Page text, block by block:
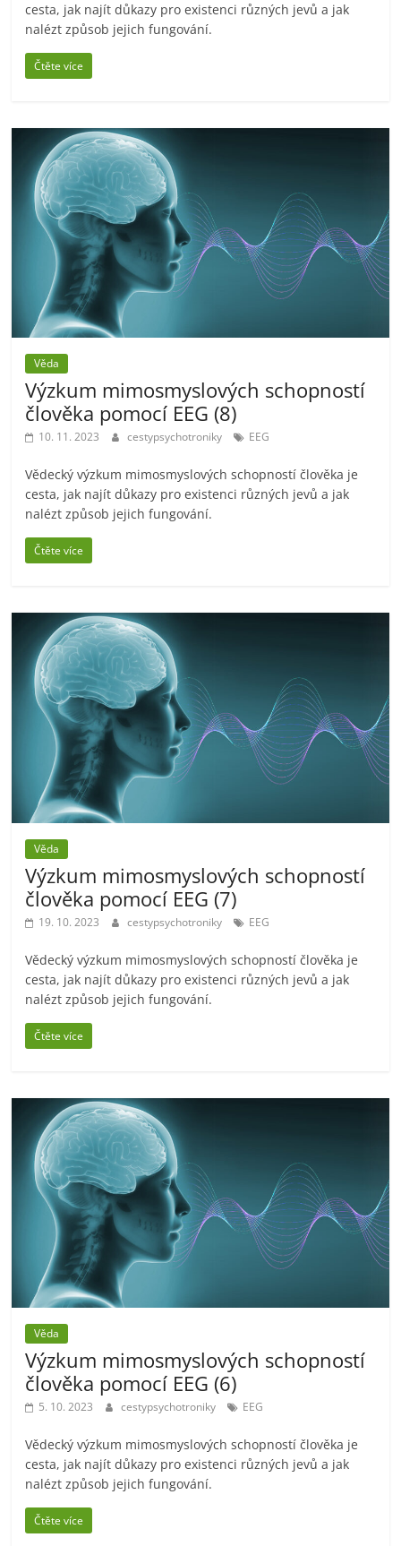
cesta, jak najít důkazy pro existenci různých jevů a jak
nalézt způsob jejich fungování.
Čtěte více
Věda
Výzkum mimosmyslových schopností
člověka pomocí EEG (8)
10. 11. 2023 cestypsychotroniky EEG
Vědecký výzkum mimosmyslových schopností člověka je
cesta, jak najít důkazy pro existenci různých jevů a jak
nalézt způsob jejich fungování.
Čtěte více
Věda
Výzkum mimosmyslových schopností
člověka pomocí EEG (7)
19. 10. 2023 cestypsychotroniky EEG
Vědecký výzkum mimosmyslových schopností člověka je
cesta, jak najít důkazy pro existenci různých jevů a jak
nalézt způsob jejich fungování.
Čtěte více
Věda
Výzkum mimosmyslových schopností
člověka pomocí EEG (6)
5. 10. 2023 cestypsychotroniky EEG
Vědecký výzkum mimosmyslových schopností člověka je
cesta, jak najít důkazy pro existenci různých jevů a jak
nalézt způsob jejich fungování.
Čtěte více